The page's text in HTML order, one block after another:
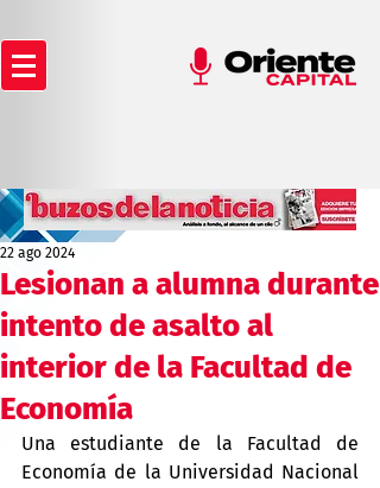
Lesionan a alumna durante
intento de asalto al
interior de la Facultad de
Economía
22 ago 2024
Una estudiante de la Facultad de
Economía de la Universidad Nacional